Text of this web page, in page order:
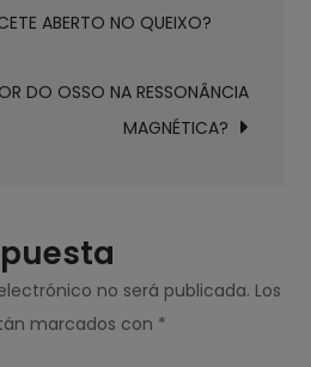
ABERTO NO QUEIXO?
DO OSSO NA RESSONÂNCIA
MAGNÉTICA?
no será publicada. Los
marcados con *